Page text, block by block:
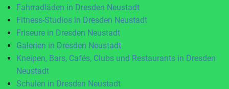
Fahrradläden in Dresden Neustadt
Fitness-Studios in Dresden Neustadt
Friseure in Dresden Neustadt
Galerien in Dresden Neustadt
Kneipen, Bars, Cafés, Clubs und Restaurants in Dresden
Neustadt
Schulen in Dresden Neustadt